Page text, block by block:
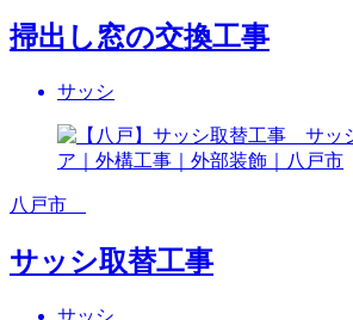
掃出し窓の交換工事
サッシ
八戸市
サッシ取替工事
サッシ